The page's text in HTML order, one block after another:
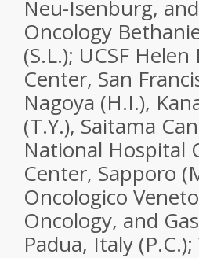
Neu-Isenburg,
Oncology
(S.L.); UCSF
Center, San
Nagoya (H.I.),
(T.Y.), Saitama
National Hospital
Center, Sapporo
Oncologico
Oncology, and
Padua, Italy